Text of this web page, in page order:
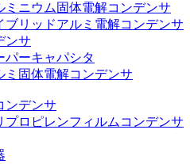
ミニウム固体電解コンデンサ
ブリッドアルミ電解コンデンサ
ンサ
パーキャパシタ
ミ固体電解コンデンサ
ンデンサ
プロピレンフィルムコンデンサ